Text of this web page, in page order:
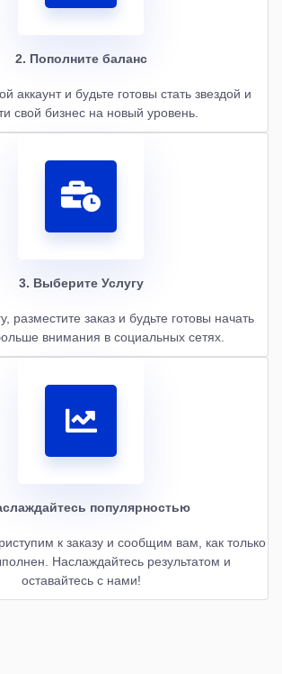
2. Пополните баланс
аккаунт и будьте готовы стать звездой и
свой бизнес на новый уровень.
3. Выберите Услугу
разместите заказ и будьте готовы начать
внимания в социальных сетях.
популярностью
к заказу и сообщим вам, как только
Наслаждайтесь результатом и
оставайтесь с нами!